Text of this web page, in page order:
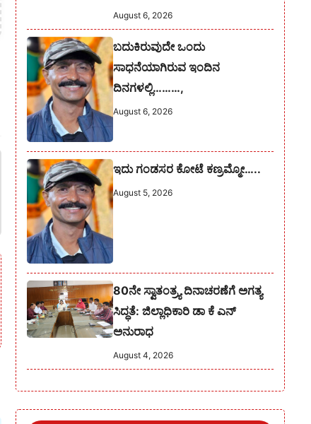
August 6, 2026
ಬದುಕಿರುವುದೇ ಒಂದು
ಸಾಧನೆಯಾಗಿರುವ ಇಂದಿನ
ದಿನಗಳಲ್ಲಿ………,
August 6, 2026
ಇದು ಗಂಡಸರ ಕೋಟೆ ಕಣ್ರಮ್ಮೋ…..
August 5, 2026
80ನೇ ಸ್ವಾತಂತ್ರ್ಯ ದಿನಾಚರಣೆಗೆ ಅಗತ್ಯ
ಸಿದ್ಧತೆ: ಜಿಲ್ಲಾಧಿಕಾರಿ ಡಾ ಕೆ ಎನ್
ಅನುರಾಧ
August 4, 2026